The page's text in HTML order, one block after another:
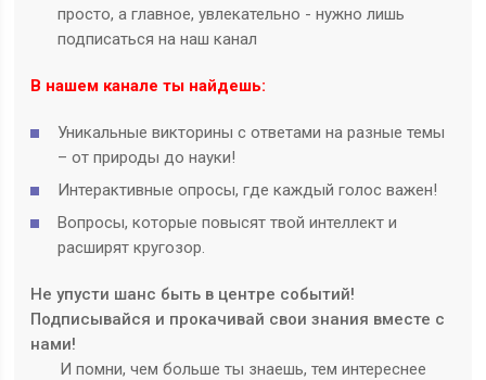
просто, а главное, увлекательно - нужно лишь
подписаться на наш канал
В нашем канале ты найдешь:
Уникальные викторины с ответами на разные темы
– от природы до науки!
Интерактивные опросы, где каждый голос важен!
Вопросы, которые повысят твой интеллект и
расширят кругозор.
Не упусти шанс быть в центре событий!
Подписывайся и прокачивай свои знания вместе с
нами!
И помни, чем больше ты знаешь, тем интереснее